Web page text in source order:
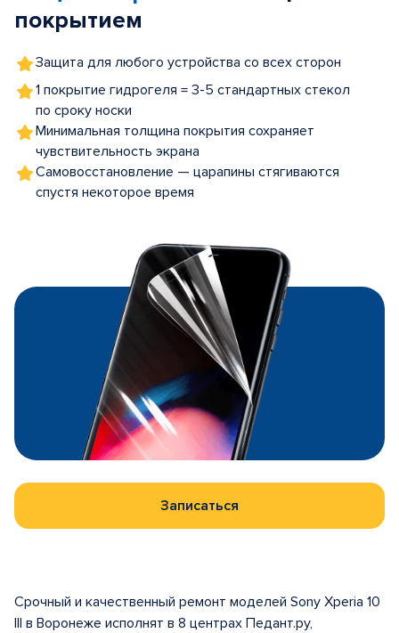
покрытием
Защита для любого устройства со всех сторон
1 покрытие гидрогеля = 3-5 стандартных стекол
по сроку носки
Минимальная толщина покрытия сохраняет
чувствительность экрана
Самовосстановление — царапины стягиваются
спустя некоторое время
Записаться
Срочный и качественный ремонт моделей Sony Xperia 10
III в Воронеже исполнят в 8 центрах Педант.ру,